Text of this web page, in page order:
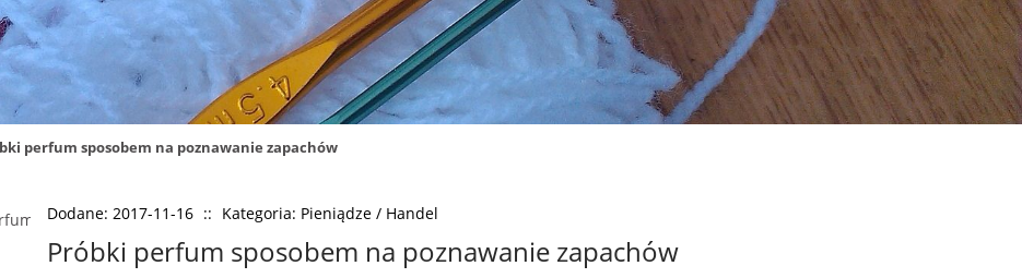
perfum sposobem na poznawanie zapachów
Dodane: 2017-11-16 :: Kategoria: Pieniądze / Handel
Próbki perfum sposobem na poznawanie zapachów